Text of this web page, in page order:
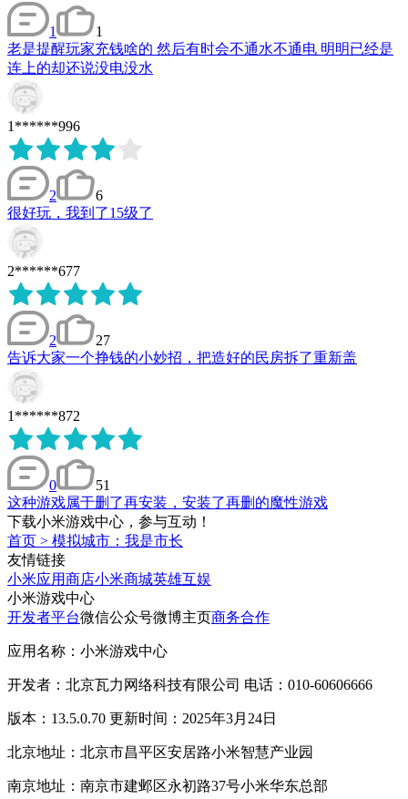
1
1
老是提醒玩家充钱啥的 然后有时会不通水不通电 明明已经是
连上的却还说没电没水
1******996
2
6
很好玩，我到了15级了
2******677
2
27
告诉大家一个挣钱的小妙招，把造好的民房拆了重新盖
1******872
0
51
这种游戏属于删了再安装，安装了再删的魔性游戏
下载小米游戏中心，参与互动！
首页 > 模拟城市：我是市长
友情链接
小米应用商店小米商城英雄互娱
小米游戏中心
开发者平台微信公众号微博主页商务合作
应用名称：小米游戏中心
开发者：北京瓦力网络科技有限公司 电话：010-60606666
版本：13.5.0.70 更新时间：2025年3月24日
北京地址：北京市昌平区安居路小米智慧产业园
南京地址：南京市建邺区永初路37号小米华东总部